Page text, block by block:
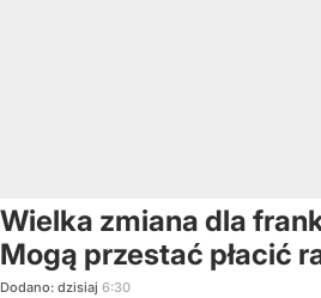
Wielka zmiana dla
Mogą przestać płacić
Dodano: dzisiaj 6:30